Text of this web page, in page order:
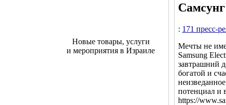
Новые товары, услуги
и мероприятия в Израиле
Самсунг
: 171 пресс-
Мечты не
Samsung
завтрашний
богатой и
потенциал и
https://